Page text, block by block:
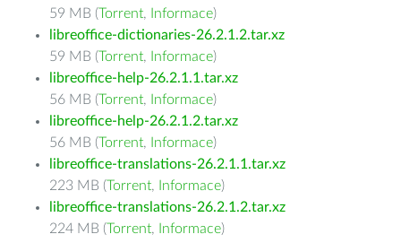
59 MB (Torrent, Informace)
libreoffice-dictionaries-26.2.1.2.tar.xz
59 MB (Torrent, Informace)
libreoffice-help-26.2.1.1.tar.xz
56 MB (Torrent, Informace)
libreoffice-help-26.2.1.2.tar.xz
56 MB (Torrent, Informace)
libreoffice-translations-26.2.1.1.tar.xz
223 MB (Torrent, Informace)
libreoffice-translations-26.2.1.2.tar.xz
224 MB (Torrent, Informace)